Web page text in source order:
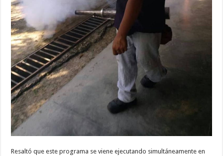
Resaltó que este programa se viene ejecutando simultáneamente en